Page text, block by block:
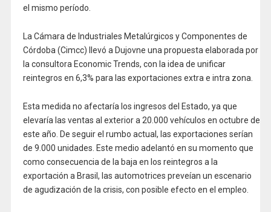
el mismo período.
La Cámara de Industriales Metalúrgicos y Componentes de
Córdoba (Cimcc) llevó a Dujovne una propuesta elaborada por
la consultora Economic Trends, con la idea de unificar
reintegros en 6,3% para las exportaciones extra e intra zona.
Esta medida no afectaría los ingresos del Estado, ya que
elevaría las ventas al exterior a 20.000 vehículos en octubre de
este año. De seguir el rumbo actual, las exportaciones serían
de 9.000 unidades. Este medio adelantó en su momento que
como consecuencia de la baja en los reintegros a la
exportación a Brasil, las automotrices preveían un escenario
de agudización de la crisis, con posible efecto en el empleo.